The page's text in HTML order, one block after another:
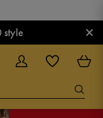
style ×